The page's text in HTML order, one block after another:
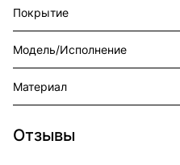
Покрытие
Модель/Исполнение
Материал
Отзывы